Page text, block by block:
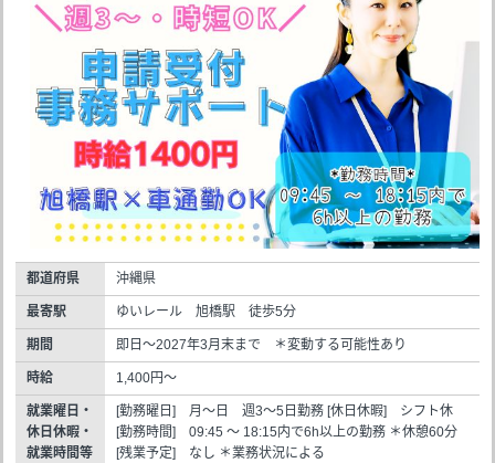
都道府県 沖縄県
最寄駅 ゆいレール 旭橋駅 徒歩5分
期間 即日～2027年3月末まで ＊変動する可能性あり
時給 1,400円～
就業曜日・
休日休暇・
就業時間等
[勤務曜日] 月～日 週3～5日勤務 [休日休暇] シフト休
[勤務時間] 09:45 ～ 18:15内で6h以上の勤務 ＊休憩60分
[残業予定] なし ＊業務状況による